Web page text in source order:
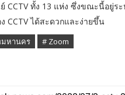
CCTV ทั้ง 13 แห่ง ซึ่งขณะนี้อยู่ร
CCTV ได้สะดวกและง่ายขึ้น
มหานคร # Zoom